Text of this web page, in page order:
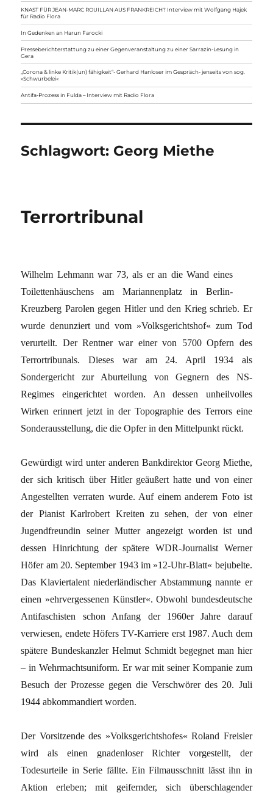
KNAST FÜR JEAN-MARC ROUILLAN AUS FRANKREICH? Interview mit Wolfgang Hajek
für Radio Flora
In Gedenken an Harun Farocki
Presseberichterstattung zu einer Gegenveranstaltung zu einer Sarrazin-Lesung in
Gera
„Corona & linke Kritik(un) fähigkeit“- Gerhard Hanloser im Gespräch- jenseits von sog.
»Schwurbelei«
Antifa-Prozess in Fulda – Interview mit Radio Flora
Schlagwort: Georg Miethe
Terrortribunal
Wilhelm Lehmann war 73, als er an die Wand eines
Toilettenhäuschens am Mariannenplatz in Berlin-
Kreuzberg Parolen gegen Hitler und den Krieg schrieb. Er
wurde denunziert und vom »Volksgerichtshof« zum Tod
verurteilt. Der Rentner war einer von 5700 Opfern des
Terrortribunals. Dieses war am 24. April 1934 als
Sondergericht zur Aburteilung von Gegnern des NS-
Regimes eingerichtet worden. An dessen unheilvolles
Wirken erinnert jetzt in der Topographie des Terrors eine
Sonderausstellung, die die Opfer in den Mittelpunkt rückt.
Gewürdigt wird unter anderen Bankdirektor Georg Miethe,
der sich kritisch über Hitler geäußert hatte und von einer
Angestellten verraten wurde. Auf einem anderem Foto ist
der Pianist Karlrobert Kreiten zu sehen, der von einer
Jugendfreundin seiner Mutter angezeigt worden ist und
dessen Hinrichtung der spätere WDR-Journalist Werner
Höfer am 20. September 1943 im »12-Uhr-Blatt« bejubelte.
Das Klaviertalent niederländischer Abstammung nannte er
einen »ehrvergessenen Künstler«. Obwohl bundesdeutsche
Antifaschisten schon Anfang der 1960er Jahre darauf
verwiesen, endete Höfers TV-Karriere erst 1987. Auch dem
spätere Bundeskanzler Helmut Schmidt begegnet man hier
– in Wehrmachtsuniform. Er war mit seiner Kompanie zum
Besuch der Prozesse gegen die Verschwörer des 20. Juli
1944 abkommandiert worden.
Der Vorsitzende des »Volksgerichtshofes« Roland Freisler
wird als einen gnadenloser Richter vorgestellt, der
Todesurteile in Serie fällte. Ein Filmausschnitt lässt ihn in
Aktion erleben; mit geifernder, sich überschlagender